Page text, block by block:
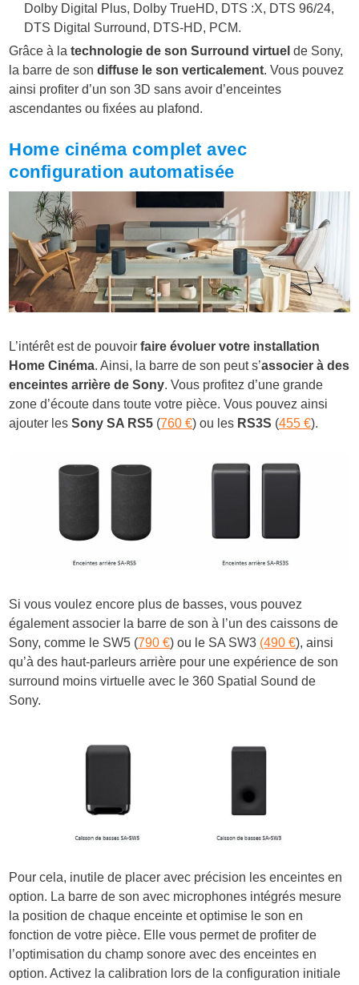
Dolby Digital Plus, Dolby TrueHD, DTS :X, DTS 96/24,
DTS Digital Surround, DTS-HD, PCM.
Grâce à la technologie de son Surround virtuel de Sony,
la barre de son diffuse le son verticalement. Vous pouvez
ainsi profiter d’un son 3D sans avoir d’enceintes
ascendantes ou fixées au plafond.
Home cinéma complet avec
configuration automatisée
L’intérêt est de pouvoirfaire évoluer votre installation
Home Cinéma. Ainsi, la barre de son peut s’associer à des
enceintes arrière de Sony. Vous profitez d’une grande
zone d’écoute dans toute votre pièce. Vous pouvez ainsi
ajouter lesSony SA RS5 (760 €) ou les RS3S (455 €).
Si vous voulez encore plus de basses, vous pouvez
également associer la barre de son à l’un des caissons de
Sony, comme le SW5 (790 €) ou le SA SW3 (490 €), ainsi
qu’à des haut-parleurs arrière pour une expérience de son
surround moins virtuelle avec le 360 Spatial Sound de
Sony.
Pour cela, inutile de placer avec précision les enceintes en
option. La barre de son avec microphones intégrés mesure
la position de chaque enceinte et optimise le son en
fonction de votre pièce. Elle vous permet de profiter de
l’optimisation du champ sonore avec des enceintes en
option. Activez la calibration lors de la configuration initiale